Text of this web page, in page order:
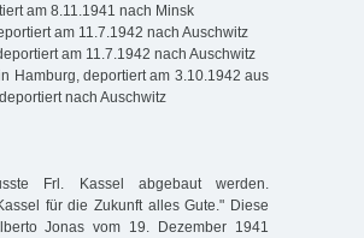
am 8.11.1941 nach Minsk
am 11.7.1942 nach Auschwitz
am 11.7.1942 nach Auschwitz
Hamburg, deportiert am 3.10.1942 aus
nach Auschwitz
Frl. Kassel abgebaut werden.
für die Zukunft alles Gute." Diese
Jonas vom 19. Dezember 1941